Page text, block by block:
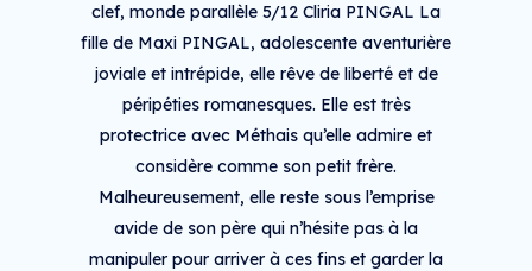
clef, monde parallèle 5/12 Cliria PINGAL La
fille de Maxi PINGAL, adolescente aventurière
joviale et intrépide, elle rêve de liberté et de
péripéties romanesques. Elle est très
protectrice avec Méthais qu’elle admire et
considère comme son petit frère.
Malheureusement, elle reste sous l’emprise
avide de son père qui n’hésite pas à la
manipuler pour arriver à ces fins et garder la